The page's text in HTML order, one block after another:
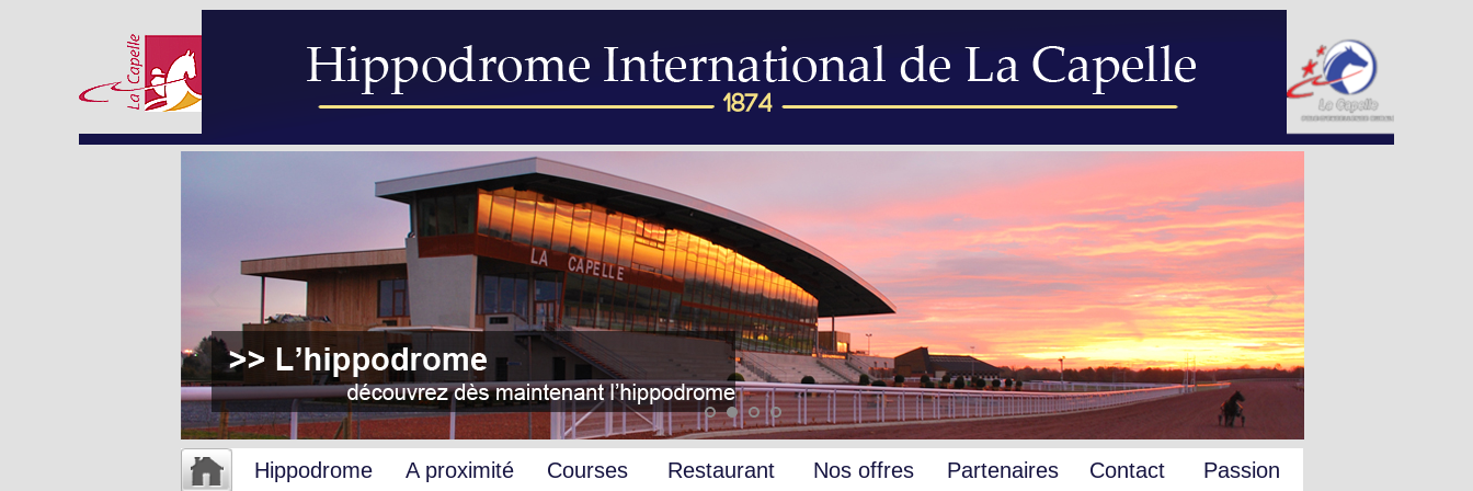
Hippodrome A proximité Courses Restaurant Nos offres Partenaires Contact Passion